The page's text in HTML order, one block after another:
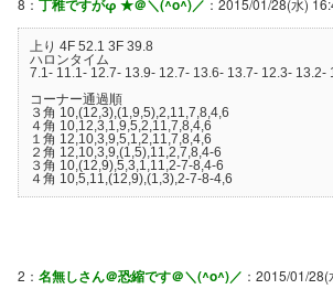
丁稚ですがφ ★＠＼(^o^)／
上り 4F 52.1 3F 39.8
ハロンタイム
7.1- 11.1- 12.7- 13.9- 12.7- 13.6- 13.7- 12.3- 13.2-
コーナー通過順
３角 10,(12,3),(1,9,5),2,11,7,8,4,6
４角 10,12,3,1,9,5,2,11,7,8,4,6
１角 12,10,3,9,5,1,2,11,7,8,4,6
２角 12,10,3,9,(1,5),11,2,7,8,4-6
３角 10,(12,9),5,3,1,11,2-7-8,4-6
４角 10,5,11,(12,9),(1,3),2-7-8-4,6
2： 名無しさん＠恐縮です＠＼(^o^)／ ：2015/01/